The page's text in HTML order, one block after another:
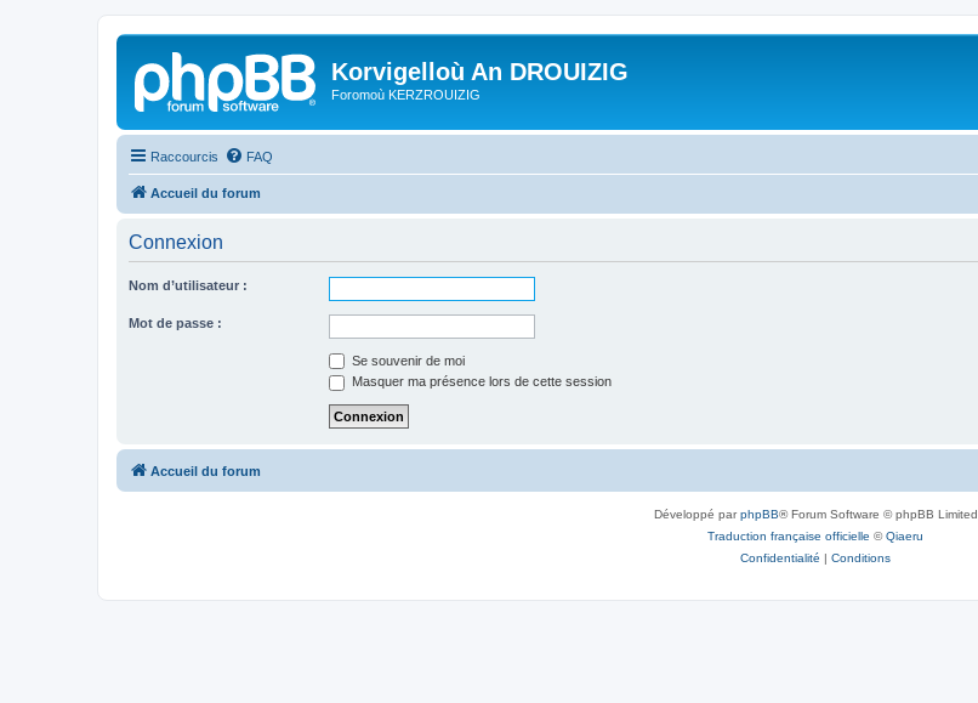
Korvigelloù An DROUIZIG
Foromoù KERZROUIZIG
Raccourcis FAQ
Accueil du forum
Connexion
Nom d’utilisateur :
Mot de passe :
Se souvenir de moi
Masquer ma présence lors de cette session
Accueil du forum
Développé parphpBB® Forum Software © phpBB Limited
Traduction française officielle ©Qiaeru
Confidentialité | Conditions